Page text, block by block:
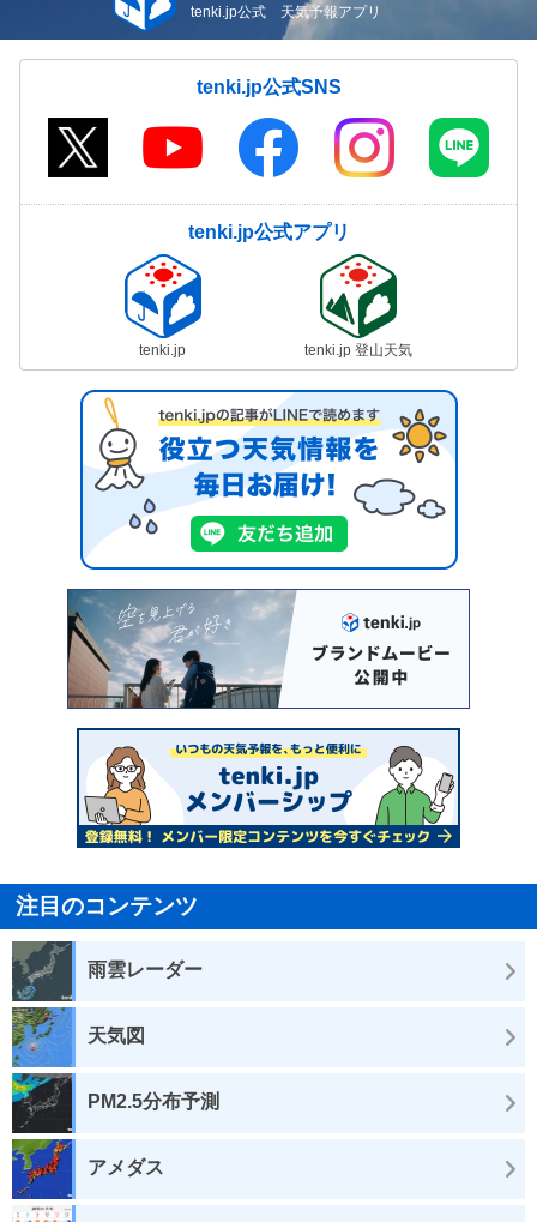
tenki.jp公式 天気予報アプリ
tenki.jp公式SNS
tenki.jp公式アプリ
tenki.jp tenki.jp 登山天気
注目のコンテンツ
雨雲レーダー
天気図
PM2.5分布予測
アメダス